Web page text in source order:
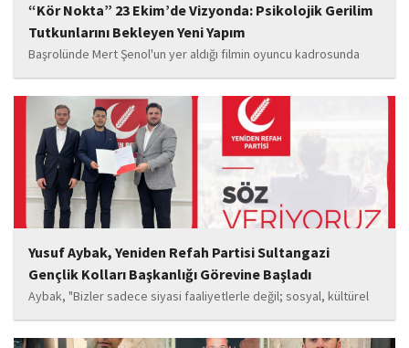
“Kör Nokta” 23 Ekim’de Vizyonda: Psikolojik Gerilim
Tutkunlarını Bekleyen Yeni Yapım
Başrolünde Mert Şenol'un yer aldığı filmin oyuncu kadrosunda
Esma Kıyanç, Ayşe Aktaş, Berna Kıyanç, Gökay Alpaslan Şahin,
Sema Yaldıran, Sıla Altıntaş, İsmail Akkoç, Celal Acar ve çocuk
oyuncu Görkem Akyol...
Yusuf Aybak, Yeniden Refah Partisi Sultangazi
Gençlik Kolları Başkanlığı Görevine Başladı
Aybak, "Bizler sadece siyasi faaliyetlerle değil; sosyal, kültürel
ve manevi değerleri güçlendiren çalışmalarla da gençlerimizin
yanında olacağız. Sultangazi'de birlik ve beraberlik ruhunu daha